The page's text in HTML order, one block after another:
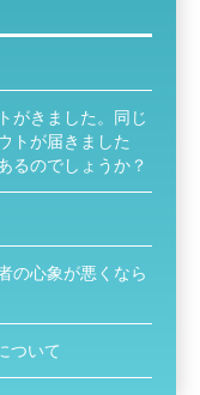
がきました。同じ
トが届きました
るのでしょうか？
の心象が悪くなら
ついて